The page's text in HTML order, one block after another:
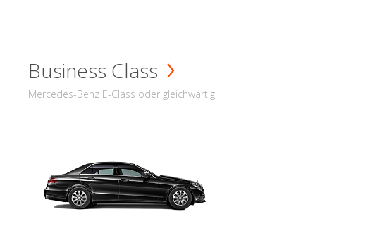
Business Class
Mercedes-Benz E-Class oder gleichwärtig